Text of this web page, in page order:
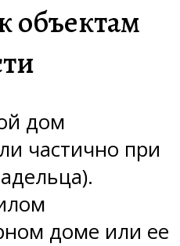
объектам
дом
частично при
доме или ее